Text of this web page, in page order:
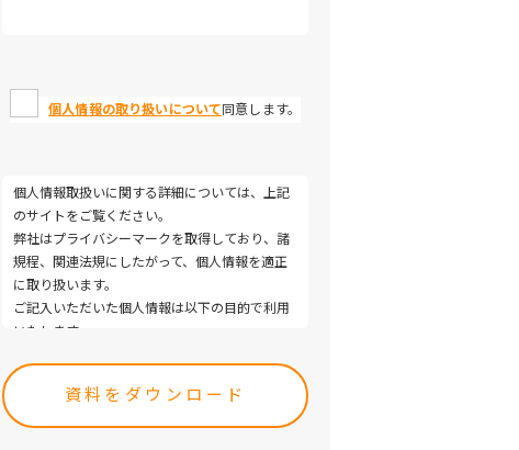
個人情報の取り扱いについて 同意します。
個人情報取扱いに関する詳細については、上記
のサイトをご覧ください。
弊社はプライバシーマークを取得しており、諸
規程、関連法規にしたがって、個人情報を適正
に取り扱います。
ご記入いただいた個人情報は以下の目的で利用
いたします。
討、受発注、決済および対応
・取引（提案）に基づく役務等の授受
・当社サービス等に関する情報の提供、収集お
leave
this
field